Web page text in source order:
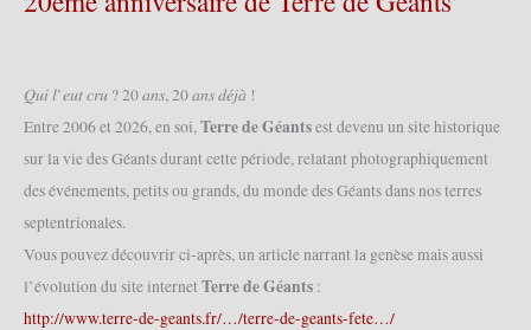
2019
𝑄𝑢𝑖 𝑙’𝑒𝑢𝑡 𝑐𝑟𝑢 ? 20 𝑎𝑛𝑠, 20 𝑎𝑛𝑠 𝑑𝑒́𝑗𝑎̀ !
Entre 2006 et 2026, en soi,Terre de Géantsest devenu un site historique
sur la vie des Géants durant cette période, relatant photographiquement
des événements, petits ou grands, du monde des Géants dans nos terres
septentrionales.
Vous pouvez découvrir ci-après, un article narrant la genèse mais aussi
l’évolution du site internet Terre de Géants :
http://www.terre-de-geants.fr/…/terre-de-geants-fete…/